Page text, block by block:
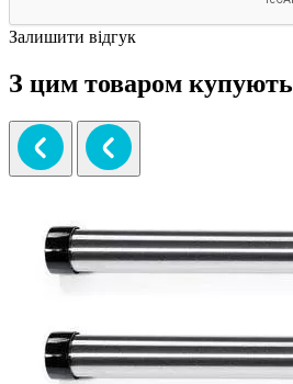
Залишити відгук
З цим товаром купують